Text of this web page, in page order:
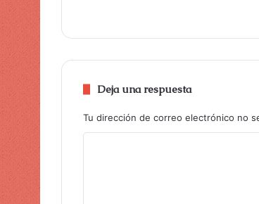
Deja una respuesta
Tu dirección de correo electrónico no